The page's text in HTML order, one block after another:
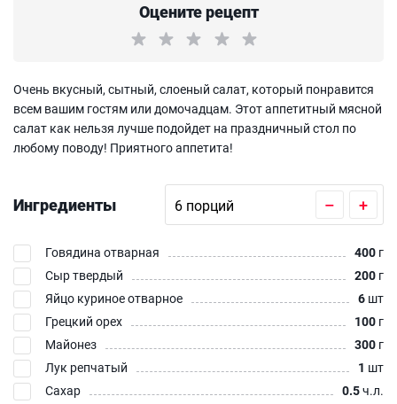
Оцените рецепт
Очень вкусный, сытный, слоеный салат, который понравится
всем вашим гостям или домочадцам. Этот аппетитный мясной
салат как нельзя лучше подойдет на праздничный стол по
любому поводу! Приятного аппетита!
Ингредиенты – +
Говядина отварная 400 г
Сыр твердый
200 г
Яйцо куриное отварное
6 шт
Грецкий орех
100 г
Майонез
300 г
Лук репчатый
1 шт
Сахар
0.5ч.л.